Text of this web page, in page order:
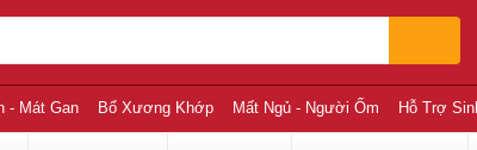
- Mát Gan Bổ Xương Khớp Mất Ngủ - Người Ốm Hỗ Trợ